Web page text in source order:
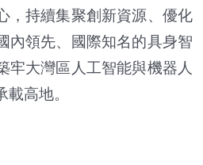
，持續集聚創新資源、優化
內領先、國際知名的具身智
牢大灣區人工智能與機器人
高地。